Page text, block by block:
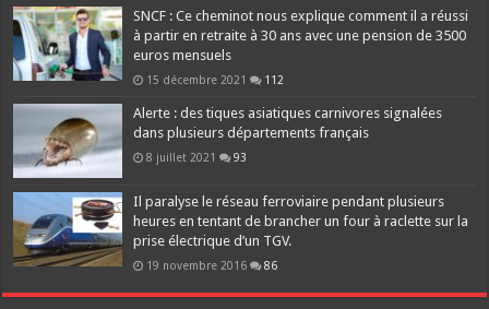
SNCF : Ce cheminot nous explique comment il a réussi
à partir en retraite à 30 ans avec une pension de 3500
euros mensuels
15 décembre 2021 112
Alerte : des tiques asiatiques carnivores signalées
dans plusieurs départements français
8 juillet 2021 93
Il paralyse le réseau ferroviaire pendant plusieurs
heures en tentant de brancher un four à raclette sur la
prise électrique d’un TGV.
19 novembre 2016 86